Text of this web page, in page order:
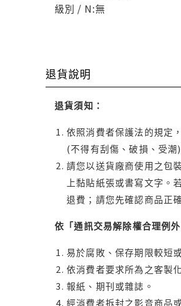
級別 / N:無
退貨說明
退貨須知：
依照消費者保護法的規定
(不得有刮傷、破損、受
請您以送貨廠商使用之包
上黏貼紙張或書寫文字。
退費；請您先確認商品正
依「通訊交易解除權合理例
易於腐敗、保存期限較短
依消費者要求所為之客製
報紙、期刊或雜誌。
經消費者拆封之影音商品